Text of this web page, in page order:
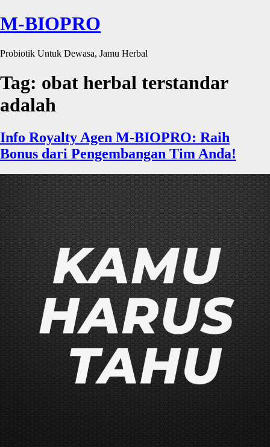
M-BIOPRO
Probiotik Untuk Dewasa, Jamu Herbal
Tag: obat herbal terstandar
adalah
Info Royalty Agen M-BIOPRO: Raih
Bonus dari Pengembangan Tim Anda!